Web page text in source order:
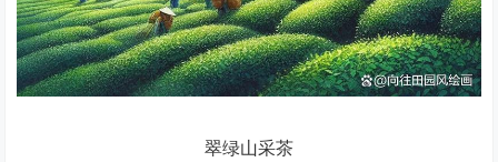
翠绿山采茶